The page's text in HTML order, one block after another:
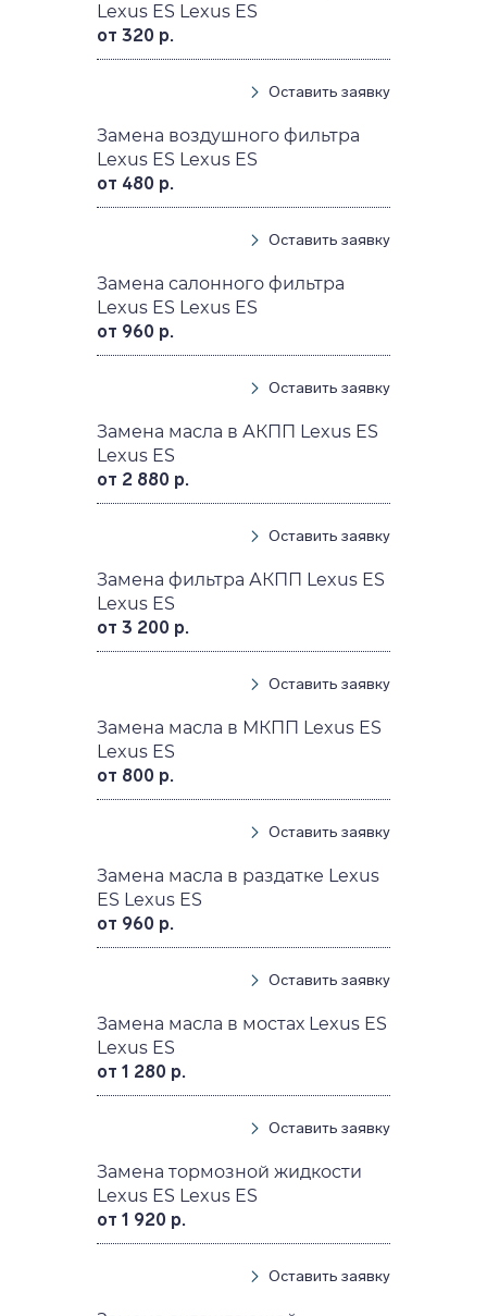
Lexus ES Lexus ES
от 320 р.
Оставить заявку
Замена воздушного фильтра
Lexus ES Lexus ES
от 480 р.
Оставить заявку
Замена салонного фильтра
Lexus ES Lexus ES
от 960 р.
Оставить заявку
Замена масла в АКПП Lexus ES
Lexus ES
от 2 880 р.
Оставить заявку
Замена фильтра АКПП Lexus ES
Lexus ES
от 3 200 р.
Оставить заявку
Замена масла в МКПП Lexus ES
Lexus ES
от 800 р.
Оставить заявку
Замена масла в раздатке Lexus
ES Lexus ES
от 960 р.
Оставить заявку
Замена масла в мостах Lexus ES
Lexus ES
от 1 280 р.
Оставить заявку
Замена тормозной жидкости
Lexus ES Lexus ES
от 1 920 р.
Оставить заявку